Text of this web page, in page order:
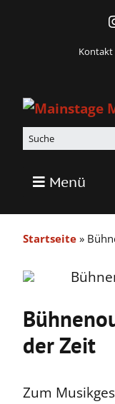
Kontakt
Menü
Startseite »
der Zeit
Zum